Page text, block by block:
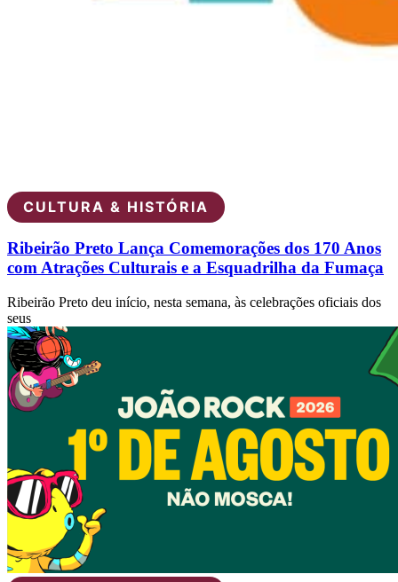
CULTURA & HISTÓRIA
Ribeirão Preto Lança Comemorações dos 170 Anos
com Atrações Culturais e a Esquadrilha da Fumaça
Ribeirão Preto deu início, nesta semana, às celebrações oficiais dos
seus